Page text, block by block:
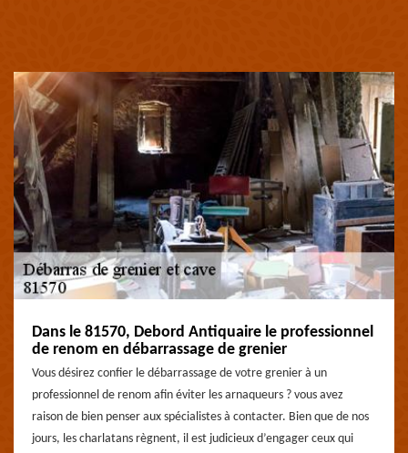
Dans le 81570, Debord Antiquaire le professionnel
de renom en débarrassage de grenier
Vous désirez confier le débarrassage de votre grenier à un
professionnel de renom afin éviter les arnaqueurs ? vous avez
raison de bien penser aux spécialistes à contacter. Bien que de nos
jours, les charlatans règnent, il est judicieux d’engager ceux qui